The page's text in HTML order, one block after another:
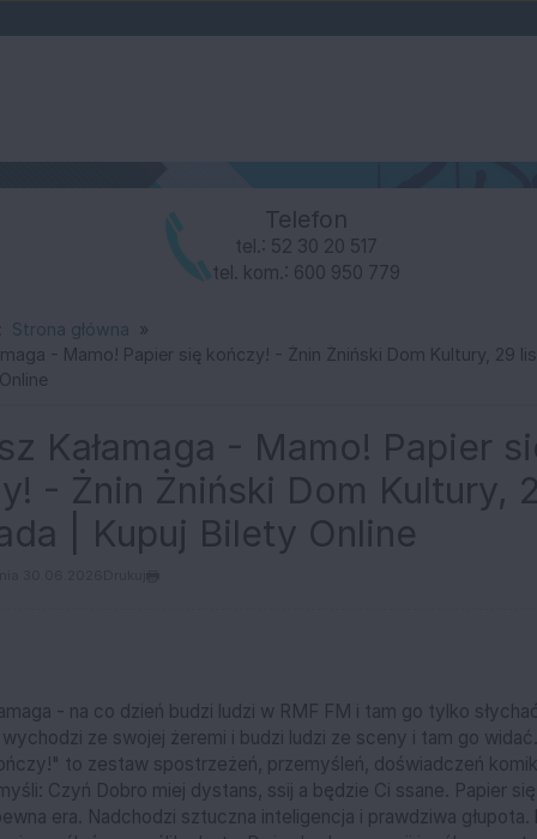
Telefon
tel.: 52 30 20 517
tel. kom.: 600 950 779
Domu Kultury
Strona główna
- Mamo! Papier się kończy! - Żnin Żniński Dom Kultury, 29
Kałamaga - Mamo! Papier
- Żnin Żniński Dom Kultury,
| Kupuj Bilety Online
- na co dzień budzi ludzi w RMF FM i tam go tylko słychać.
ze swojej żeremi i budzi ludzi ze sceny i tam go
to zestaw spostrzeżeń, przemyśleń, doświadczeń
Czyń Dobro miej dystans, ssij a będzie Ci ssane. Papier
era. Nadchodzi sztuczna inteligencja i prawdziwa głupota.